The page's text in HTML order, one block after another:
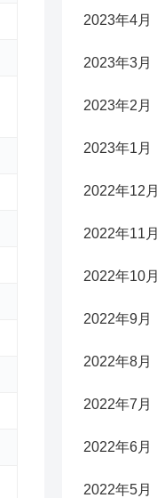
2023年4月
2023年3月
2023年2月
2023年1月
2022年12月
2022年11月
2022年10月
2022年9月
2022年8月
2022年7月
2022年6月
2022年5月